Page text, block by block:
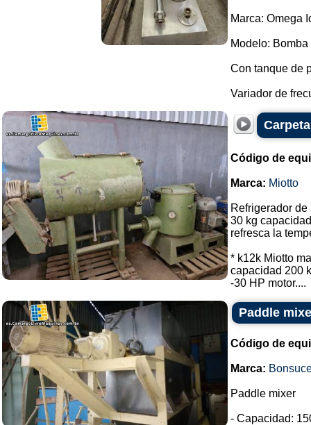
Marca: Omega
Modelo:
Con tanque de
Variador de
Código de
Marca: Miotto
Refrigerador
30 kg
refresca la
* k12k Miotto
capacidad 200
-30 HP motor....
Paddle
Código de
Marca:
Paddle mixer
- Capacidad: